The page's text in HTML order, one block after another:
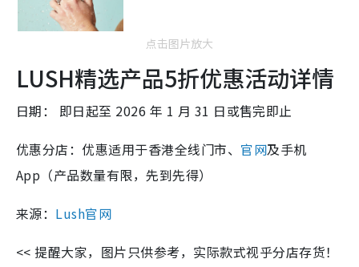
点击图片放大
LUSH精选产品5折优惠活动详情
日期： 即日起至 2026 年 1 月 31 日或售完即止
优惠分店：优惠适用于香港全线门市、 官网及手机
App（产品数量有限，先到先得）
来源： Lush官网
<< 提醒大家，图片只供参考，实际款式视乎分店存货！